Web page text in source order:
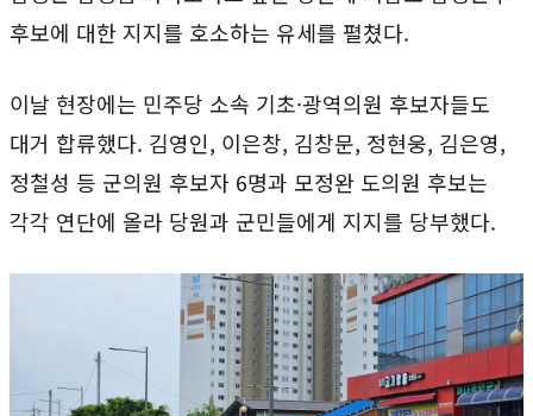
후보에 대한 지지를 호소하는 유세를 펼쳤다.
​이날 현장에는 민주당 소속 기초·광역의원 후보자들도
대거 합류했다. 김영인, 이은창, 김창문, 정현웅, 김은영,
정철성 등 군의원 후보자 6명과 모정완 도의원 후보는
각각 연단에 올라 당원과 군민들에게 지지를 당부했다.